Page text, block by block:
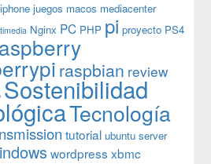
iphone juegos macos mediacenter
Nginx PC PHP pi proyecto PS4
raspbian review
Sostenibilidad
Tecnología
tutorial ubuntu server
wordpress xbmc